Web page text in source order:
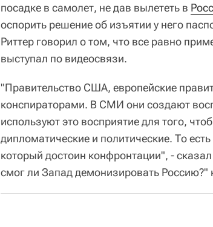
посадке в самолет, не дав вылететь в
оспорить решение об изъятии у него
Риттер говорил о том, что все равно
выступал по видеосвязи.
"Правительство США, европейские
конспираторами. В СМИ они создают
используют это восприятие для того,
дипломатические и политические. То
который достоин конфронтации", -
смог ли Запад демонизировать